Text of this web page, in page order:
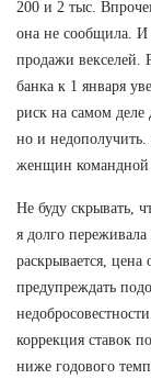
200 и 2 тыс.
она не сообщила.
продажи векселей.
банка к 1 января
риск на самом деле
но и
женщин командной
Не буду скрывать,
я долго
раскрывается,
предупреждать
коррекция ставок
ниже годового